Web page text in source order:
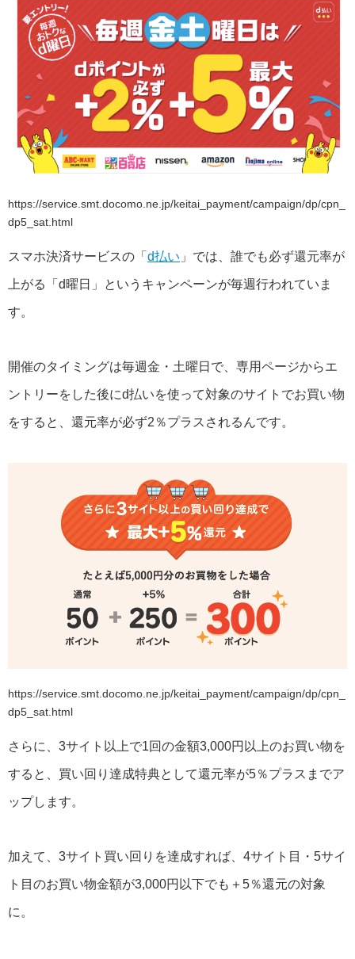
https://service.smt.docomo.ne.jp/keitai_payment/campaign/dp/cpn_
dp5_sat.html
スマホ決済サービスの「 d払い 」では、誰でも必ず還元率が
上がる「d曜日」というキャンペーンが毎週行われていま
す。
開催のタイミングは毎週金・土曜日で、専用ページからエ
ントリーをした後にd払いを使って対象のサイトでお買い物
をすると、還元率が必ず2％プラスされるんです。
https://service.smt.docomo.ne.jp/keitai_payment/campaign/dp/cpn_
dp5_sat.html
さらに、3サイト以上で1回の金額3,000円以上のお買い物を
すると、買い回り達成特典として還元率が5％プラスまでア
ップします。
加えて、3サイト買い回りを達成すれば、4サイト目・5サイ
ト目のお買い物金額が3,000円以下でも＋5％還元の対象
に。